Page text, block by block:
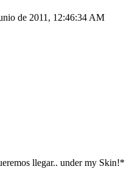
de 2011, 12:46:34 AM
llegar.. under my Skin!*